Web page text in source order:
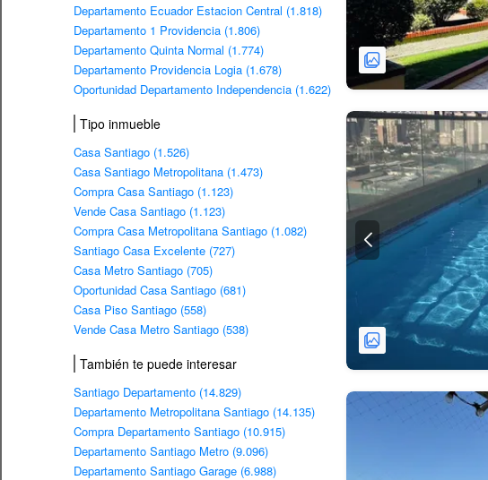
Departamento Ecuador Estacion Central (1.818)
Departamento 1 Providencia (1.806)
Departamento Quinta Normal (1.774)
Departamento Providencia Logia (1.678)
Oportunidad Departamento Independencia (1.622)
Tipo inmueble
Casa Santiago (1.526)
Casa Santiago Metropolitana (1.473)
Compra Casa Santiago (1.123)
Vende Casa Santiago (1.123)
Compra Casa Metropolitana Santiago (1.082)
Santiago Casa Excelente (727)
Casa Metro Santiago (705)
Oportunidad Casa Santiago (681)
Casa Piso Santiago (558)
Vende Casa Metro Santiago (538)
También te puede interesar
Santiago Departamento (14.829)
Departamento Metropolitana Santiago (14.135)
Compra Departamento Santiago (10.915)
Departamento Santiago Metro (9.096)
Departamento Santiago Garage (6.988)